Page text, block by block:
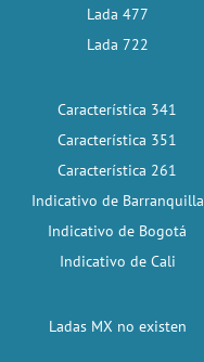
Lada 477
Lada 722
Característica 341
Característica 351
Característica 261
Indicativo de Barranquilla
Indicativo de Bogotá
Indicativo de Cali
Ladas MX no existen